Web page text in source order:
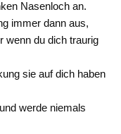
Nasenloch an.
immer dann aus,
wenn du dich traurig
sie auf dich haben
werde niemals